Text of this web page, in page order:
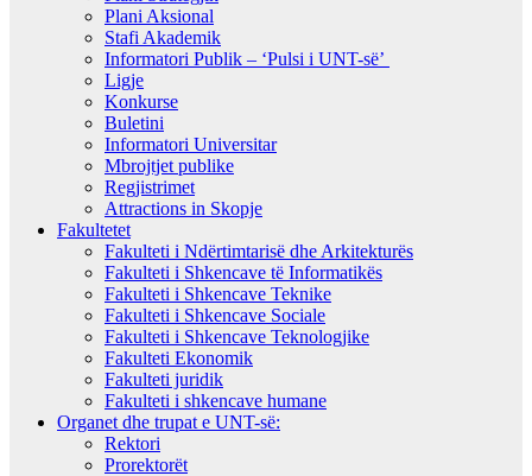
Plani Aksional
Stafi Akademik
Informatori Publik – ‘Pulsi i UNT-së’
Ligje
Konkurse
Buletini
Informatori Universitar
Mbrojtjet publike
Regjistrimet
Attractions in Skopje
Fakultetet
Fakulteti i Ndërtimtarisë dhe Arkitekturës
Fakulteti i Shkencave të Informatikës
Fakulteti i Shkencave Teknike
Fakulteti i Shkencave Sociale
Fakulteti i Shkencave Teknologjike
Fakulteti Ekonomik
Fakulteti juridik
Fakulteti i shkencave humane
Organet dhe trupat e UNT-së:
Rektori
Prorektorët